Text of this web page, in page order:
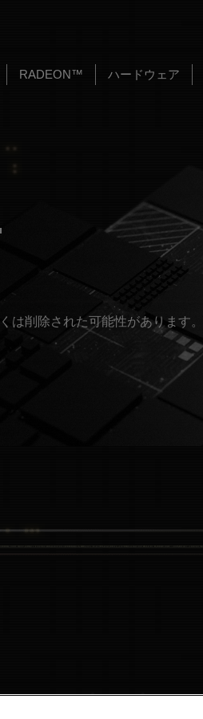
RADEON™ ハードウェア
は削除された可能性があります。